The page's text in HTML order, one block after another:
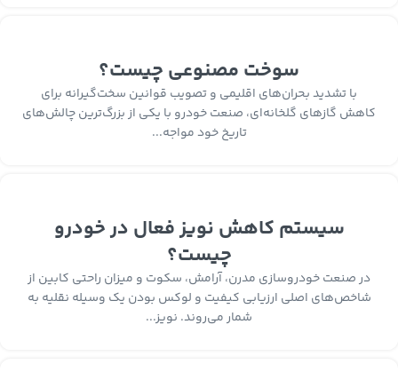
سوخت مصنوعی چیست؟
با تشدید بحران‌های اقلیمی و تصویب قوانین سخت‌گیرانه برای
کاهش گازهای گلخانه‌ای، صنعت خودرو با یکی از بزرگ‌ترین چالش‌های
تاریخ خود مواجه...
سیستم کاهش نویز فعال در خودرو
چیست؟
در صنعت خودروسازی مدرن، آرامش، سکوت و میزان راحتی کابین از
شاخص‌های اصلی ارزیابی کیفیت و لوکس بودن یک وسیله نقلیه به
شمار می‌روند. نویز...